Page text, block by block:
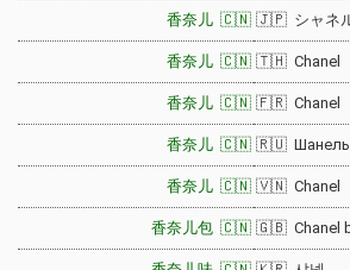
香奈儿 🇨🇳 🇯🇵 シャネ
香奈儿 🇨🇳 🇹🇭 Chanel
香奈儿 🇨🇳 🇫🇷 Chanel
香奈儿 🇨🇳 🇷🇺 Шанель
香奈儿 🇨🇳 🇻🇳 Chanel
香奈儿包 🇨🇳 🇬🇧 Chanel